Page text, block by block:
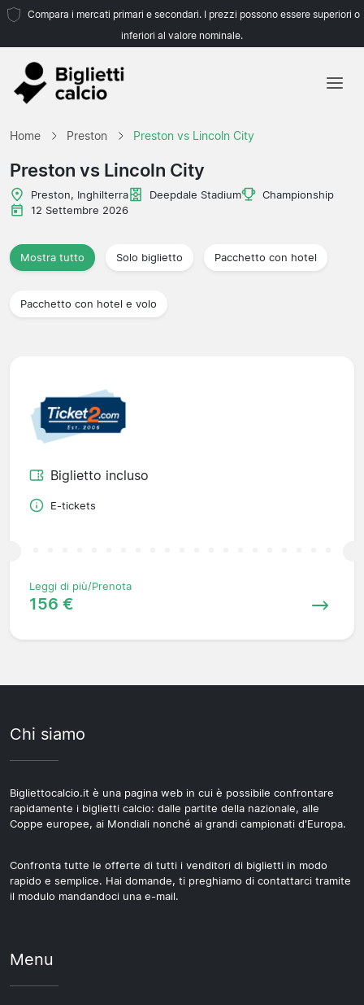
Compara i mercati primari e secondari. I prezzi possono essere superiori o
inferiori al valore nominale.
Campionati
Home Preston Preston vs Lincoln City
Preston vs Lincoln City
Preston, Inghilterra Deepdale Stadium
Championship
12 Settembre 2026
Mostra tutto Solo biglietto Pacchetto con hotel
Pacchetto con hotel e volo
Biglietto incluso
E-tickets
Leggi di più/Prenota
156 €
Chi siamo
Bigliettocalcio.it è una pagina web in cui è possibile confrontare
rapidamente i biglietti calcio: dalle partite della nazionale, alle
Coppe europee, ai Mondiali nonché ai grandi campionati d'Europa.
Confronta tutte le offerte di tutti i venditori di biglietti in modo
rapido e semplice. Hai domande, ti preghiamo di contattarci tramite
il modulo mandandoci una e-mail.
Menu